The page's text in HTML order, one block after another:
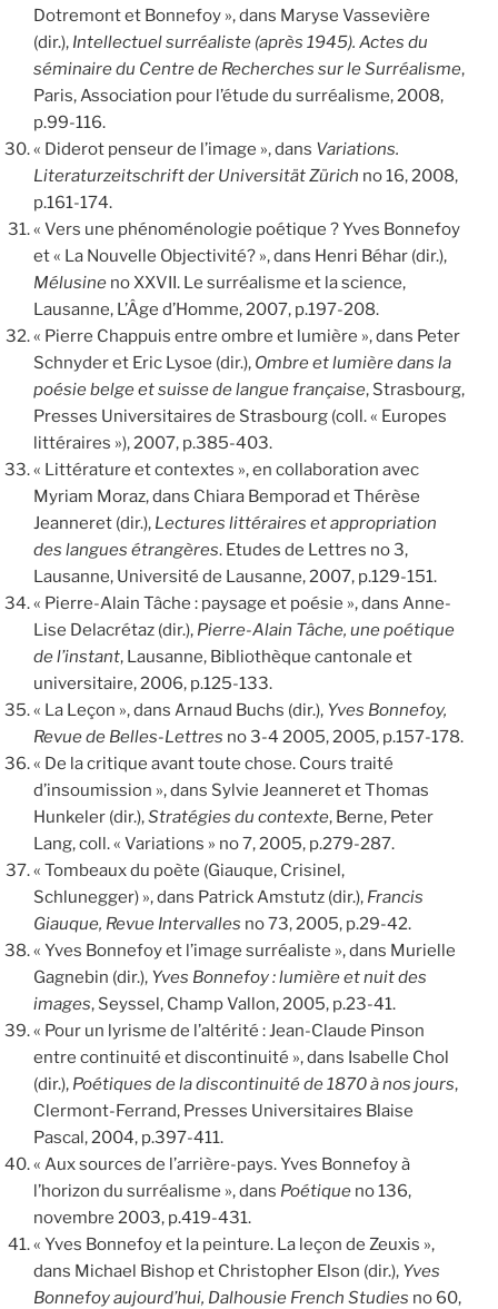
Dotremont et Bonnefoy », dans Maryse Vassevière
(dir.), Intellectuel surréaliste (après 1945). Actes du
séminaire du Centre de Recherches sur le Surréalisme,
Paris, Association pour l’étude du surréalisme, 2008,
p.99-116.
« Diderot penseur de l’image », dans Variations.
Literaturzeitschrift der Universität Zürich no 16, 2008,
p.161-174.
« Vers une phénoménologie poétique ? Yves Bonnefoy
et « La Nouvelle Objectivité? », dans Henri Béhar (dir.),
Mélusine no XXVII. Le surréalisme et la science,
Lausanne, L’Âge d’Homme, 2007, p.197-208.
« Pierre Chappuis entre ombre et lumière », dans Peter
Schnyder et Eric Lysoe (dir.), Ombre et lumière dans la
poésie belge et suisse de langue française, Strasbourg,
Presses Universitaires de Strasbourg (coll. « Europes
littéraires »), 2007, p.385-403.
« Littérature et contextes », en collaboration avec
Myriam Moraz, dans Chiara Bemporad et Thérèse
Jeanneret (dir.), Lectures littéraires et appropriation
des langues étrangères. Etudes de Lettres no 3,
Lausanne, Université de Lausanne, 2007, p.129-151.
« Pierre-Alain Tâche : paysage et poésie », dans Anne-
Lise Delacrétaz (dir.), Pierre-Alain Tâche, une poétique
de l’instant, Lausanne, Bibliothèque cantonale et
universitaire, 2006, p.125-133.
« La Leçon », dans Arnaud Buchs (dir.), Yves Bonnefoy,
Revue de Belles-Lettres no 3-4 2005, 2005, p.157-178.
« De la critique avant toute chose. Cours traité
d’insoumission », dans Sylvie Jeanneret et Thomas
Hunkeler (dir.),Stratégies du contexte, Berne, Peter
Lang, coll. « Variations » no 7, 2005, p.279-287.
« Tombeaux du poète (Giauque, Crisinel,
Schlunegger) », dans Patrick Amstutz (dir.), Francis
Giauque, Revue Intervalles no 73, 2005, p.29-42.
« Yves Bonnefoy et l’image surréaliste », dans Murielle
Gagnebin (dir.), Yves Bonnefoy : lumière et nuit des
images, Seyssel, Champ Vallon, 2005, p.23-41.
« Pour un lyrisme de l’altérité : Jean-Claude Pinson
entre continuité et discontinuité », dans Isabelle Chol
(dir.), Poétiques de la discontinuité de 1870 à nos jours,
Clermont-Ferrand, Presses Universitaires Blaise
Pascal, 2004, p.397-411.
« Aux sources de l’arrière-pays. Yves Bonnefoy à
l’horizon du surréalisme », dans Poétique no 136,
novembre 2003, p.419-431.
« Yves Bonnefoy et la peinture. La leçon de Zeuxis »,
dans Michael Bishop et Christopher Elson (dir.), Yves
Bonnefoy aujourd’hui, Dalhousie French Studies no 60,